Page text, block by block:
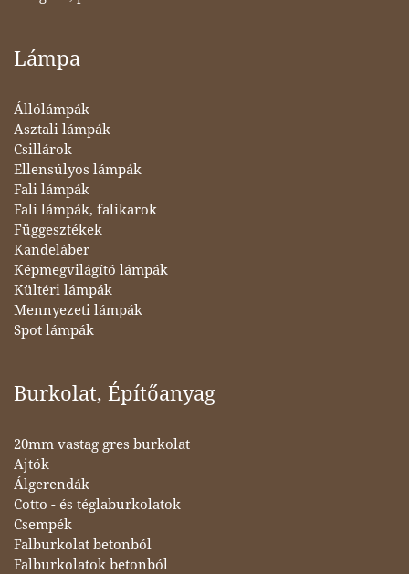
Lámpa
Állólámpák
Asztali lámpák
Csillárok
Ellensúlyos lámpák
Fali lámpák
Fali lámpák, falikarok
Függesztékek
Kandeláber
Képmegvilágító lámpák
Kültéri lámpák
Mennyezeti lámpák
Spot lámpák
Burkolat, Építőanyag
20mm vastag gres burkolat
Ajtók
Álgerendák
Cotto - és téglaburkolatok
Csempék
Falburkolat betonból
Falburkolatok betonból